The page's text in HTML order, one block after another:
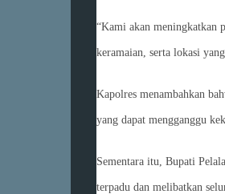
“Kami akan meningkatkan
keramaian, serta lokasi
Kapolres menambahkan
yang dapat mengganggu
Sementara itu, Bupati
terpadu dan melibatkan